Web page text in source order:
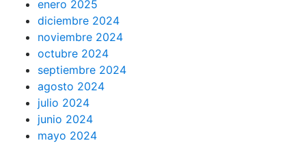
enero 2025
diciembre 2024
noviembre 2024
octubre 2024
septiembre 2024
agosto 2024
julio 2024
junio 2024
mayo 2024